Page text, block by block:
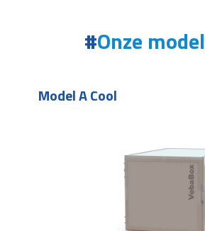
Onze
Model A Cool